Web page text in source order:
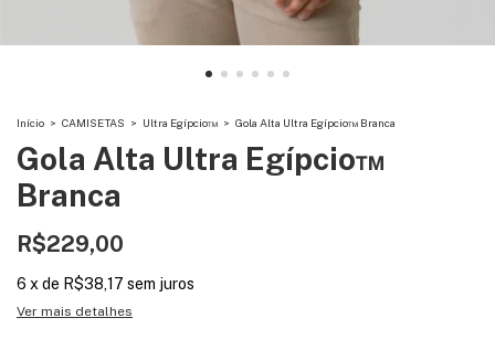
Início > CAMISETAS > Ultra Egípcio™ > Gola Alta Ultra Egípcio™ Branca
Gola Alta Ultra Egípcio™
Branca
R$229,00
6 x de R$38,17 sem juros
Ver mais detalhes